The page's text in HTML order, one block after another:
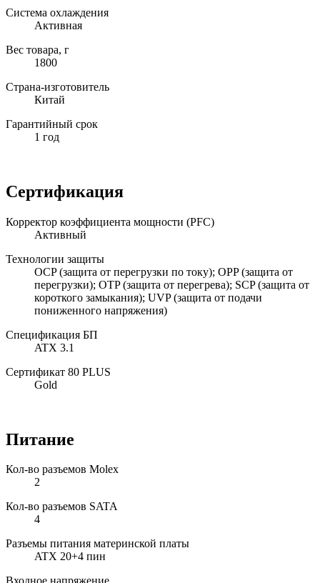
Система охлаждения
Активная
Вес товара, г
1800
Страна-изготовитель
Китай
Гарантийный срок
1 год
Сертификация
Корректор коэффициента мощности (PFC)
Активный
Технологии защиты
OCP (защита от перегрузки по току); OPP (защита от
перегрузки); OTP (защита от перегрева); SCP (защита от
короткого замыкания); UVP (защита от подачи
пониженного напряжения)
Спецификация БП
ATX 3.1
Сертификат 80 PLUS
Gold
Питание
Кол-во разъемов Molex
2
Кол-во разъемов SATA
4
Разъемы питания материнской платы
ATX 20+4 пин